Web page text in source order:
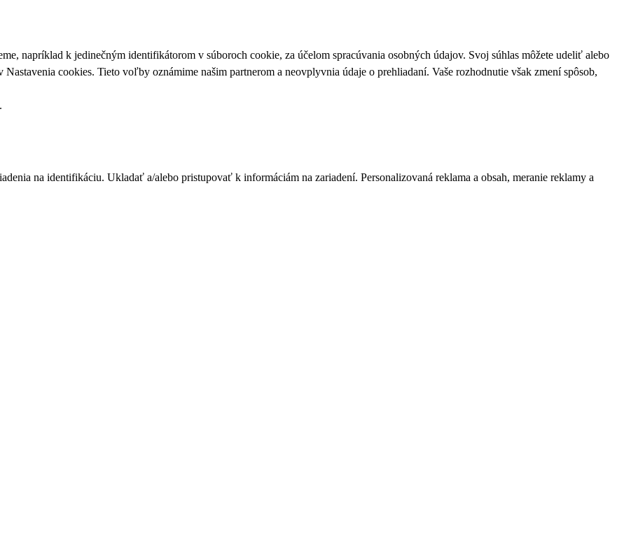
napríklad k jedinečným identifikátorom v súboroch cookie, za účelom spracúvania osobných údajov. Svoj súhlas môžete udeliť alebo
Nastavenia cookies. Tieto voľby oznámime našim partnerom a neovplyvnia údaje o prehliadaní. Vaše rozhodnutie však zmení spôsob,
.
na identifikáciu. Ukladať a/alebo pristupovať k informáciám na zariadení. Personalizovaná reklama a obsah, meranie reklamy a